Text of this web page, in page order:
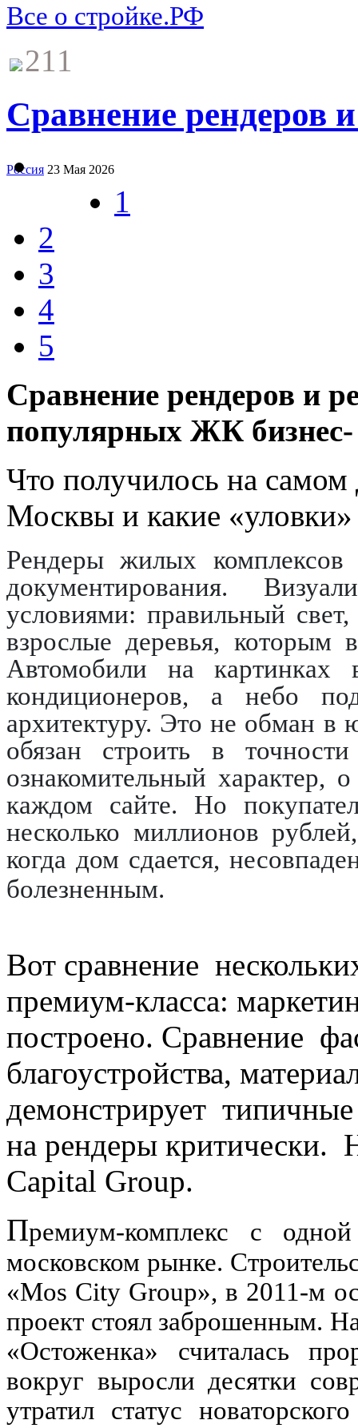
Все о стройке.РФ
211
Сравнение рендеров
Россия 23 Мая 2026
1
2
3
4
5
Сравнение рендеров и
популярных ЖК
Что получилось на самом
Москвы и какие
Рендеры жилых
документирования.
условиями: правильный
взрослые деревья, которым
Автомобили на
кондиционеров, а небо
архитектуру. Это не обман в
обязан строить в
ознакомительный
каждом сайте. Но
несколько миллионов
когда дом сдается,
болезненным.
Вот сравнение
премиум-класса:
построено. Сравнение
благоустройства,
демонстрирует
на рендеры
Capital Group.
Премиум-комплекс с
московском рынке.
«Mos City Group», в 2011-м
проект стоял заброшенным.
«Остоженка» считалась
вокруг выросли десятки
утратил статус